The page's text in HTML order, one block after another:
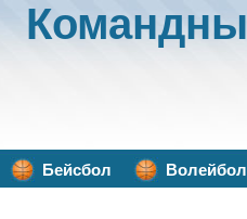
Бейсбол Волейбол